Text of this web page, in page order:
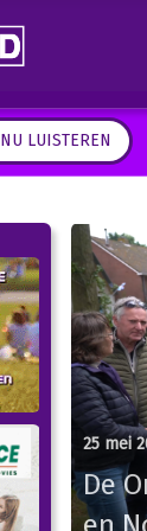
NU LUISTEREN
25 mei
De